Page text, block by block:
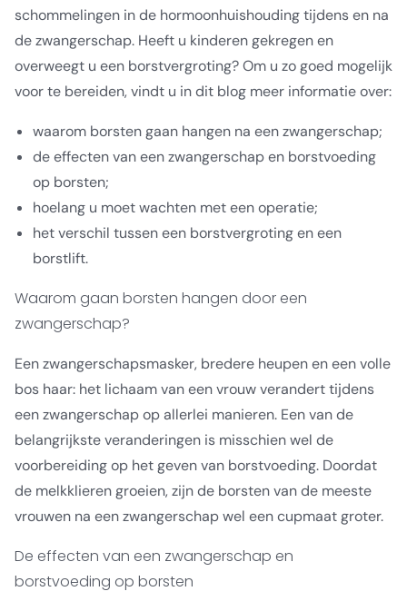
schommelingen in de hormoonhuishouding tijdens en na
de zwangerschap. Heeft u kinderen gekregen en
overweegt u een borstvergroting? Om u zo goed mogelijk
voor te bereiden, vindt u in dit blog meer informatie over:
waarom borsten gaan hangen na een zwangerschap;
de effecten van een zwangerschap en borstvoeding
op borsten;
hoelang u moet wachten met een operatie;
het verschil tussen een borstvergroting en een
borstlift.
Waarom gaan borsten hangen door een
zwangerschap?
Een zwangerschapsmasker, bredere heupen en een volle
bos haar: het lichaam van een vrouw verandert tijdens
een zwangerschap op allerlei manieren. Een van de
belangrijkste veranderingen is misschien wel de
voorbereiding op het geven van borstvoeding. Doordat
de melkklieren groeien, zijn de borsten van de meeste
vrouwen na een zwangerschap wel een cupmaat groter.
De effecten van een zwangerschap en
borstvoeding op borsten